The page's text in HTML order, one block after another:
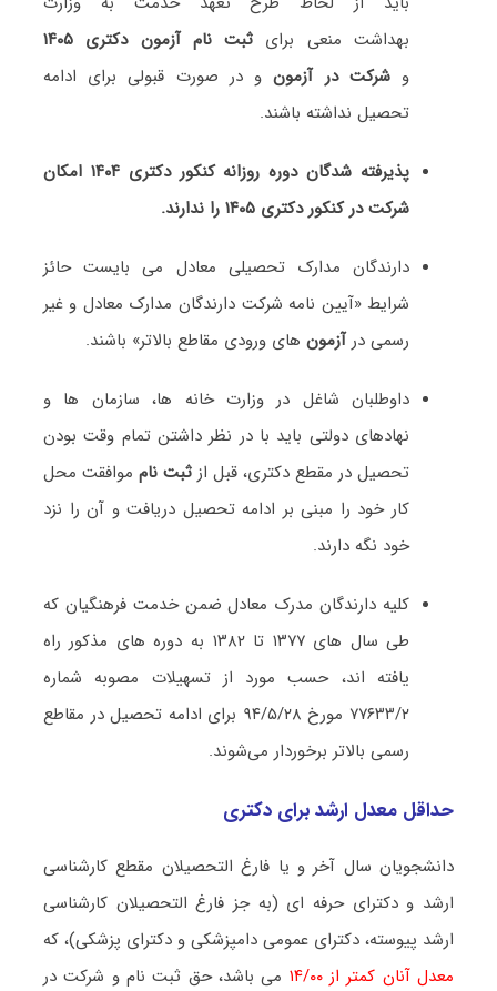
بهداشت منعی برای ثبت نام آزمون دکتری۱۴۰۵
وشرکت در آزمون و در صورت قبولی برای ادامه
تحصیل نداشته باشند.
پذیرفته شدگان دوره روزانه کنکور دکتری ۱۴۰۴ امکان
شرکت در کنکور دکتری ۱۴۰۵ را ندارند.
دارندگان مدارک تحصیلی معادل می بایست حائز
شرایط «آیین نامه شرکت دارندگان مدارک معادل و غیر
رسمی درآزمون های ورودی مقاطع بالاتر» باشند.
داوطلبان شاغل در وزارت خانه ها، سازمان ها و
نهادهای دولتی باید با در نظر داشتن تمام وقت بودن
تحصیل در مقطع دکتری، قبل از ثبت نام موافقت محل
کار خود را مبنی بر ادامه تحصیل دریافت و آن را نزد
خود نگه دارند.
کلیه دارندگان مدرک معادل ضمن خدمت فرهنگیان که
طی سال های ۱۳۷۷ تا ۱۳۸۲ به دوره های مذکور راه
یافته اند، حسب مورد از تسهیلات مصوبه شماره
۷۷۶۳۳/۲ مورخ ۹۴/۵/۲۸ برای ادامه تحصیل در مقاطع
رسمی بالاتر برخوردار می‌شوند.
حداقل معدل ارشد برای دکتری
دانشجویان سال آخر و یا فارغ التحصیلان مقطع کارشناسی
ارشد و دکترای حرفه ای (به جز فارغ التحصیلان کارشناسی
ارشد پیوسته، دکترای عمومی دامپزشکی و دکترای پزشکی)، که
معدل آنان کمتر از ۱۴/۰۰
می باشد، حق ثبت نام و شرکت در